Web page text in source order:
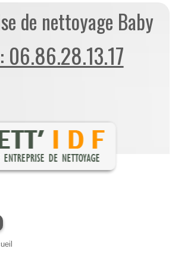
de nettoyage Baby
06.86.28.13.17